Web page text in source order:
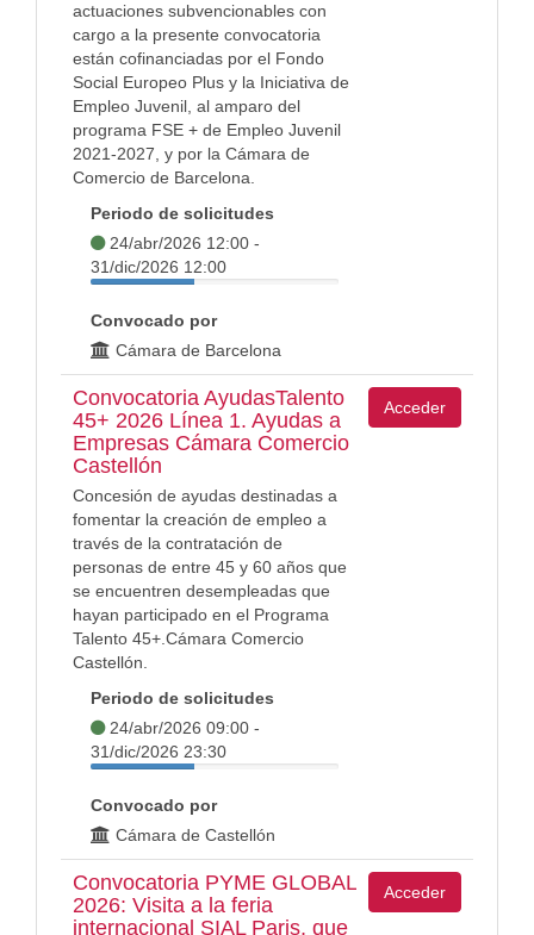
actuaciones subvencionables con
cargo a la presente convocatoria
están cofinanciadas por el Fondo
Social Europeo Plus y la Iniciativa de
Empleo Juvenil, al amparo del
programa FSE + de Empleo Juvenil
2021-2027, y por la Cámara de
Comercio de Barcelona.
Periodo de solicitudes
24/abr/2026 12:00 -
31/dic/2026 12:00
Convocado por
Cámara de Barcelona
Convocatoria AyudasTalento
45+ 2026 Línea 1. Ayudas a
Empresas Cámara Comercio
Castellón
Concesión de ayudas destinadas a
fomentar la creación de empleo a
través de la contratación de
personas de entre 45 y 60 años que
se encuentren desempleadas que
hayan participado en el Programa
Talento 45+.Cámara Comercio
Castellón.
Periodo de solicitudes
24/abr/2026 09:00 -
31/dic/2026 23:30
Convocado por
Cámara de Castellón
Acceder
Convocatoria PYME GLOBAL
2026: Visita a la feria
internacional SIAL Paris, que
Acceder